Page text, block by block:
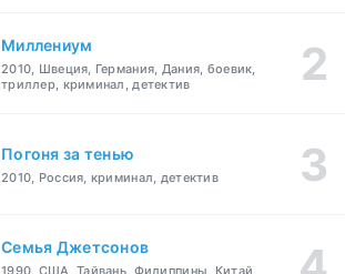
Миллениум
2010, Швеция, Германия, Дания, боевик,
триллер, криминал, детектив
Погоня за тенью
2010, Россия, криминал, детектив
Семья Джетсонов
1990, США, Тайвань, Филиппины, Китай,